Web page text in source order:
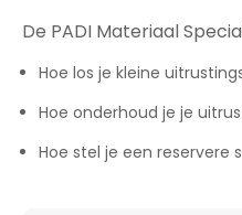
De PADI Materiaal
Hoe los je kleine
Hoe onderhoud je je
Hoe stel je een reservere